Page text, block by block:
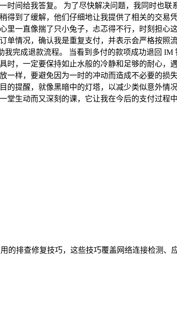
间给我答复。 为了尽快解决问题，我同时也联
到了缓解，他们仔细地让我提供了相关的交易
一直像揣了只小兔子，忐忑得不行，时刻担心
情况，确认我是重复支付，并表示会严格按照
完成退款流程。 当看到多付的款项成功退回
，一定要保持如止水般的冷静和足够的耐心，
样，要避免因为一时的冲动而造成不必要的损
提醒，就像黑暗中的灯塔，以减少类似意外情
生动而又深刻的课，它让我在今后的支付过程
排查修复技巧，这些技巧覆盖网络连接检测、